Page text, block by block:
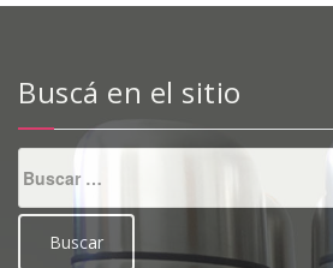
Buscá en el sitio